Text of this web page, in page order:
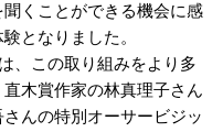
くことができる機会に感
となりました。
、この取り組みをより多
木賞作家の林真理子さん
んの特別オーサービジッ